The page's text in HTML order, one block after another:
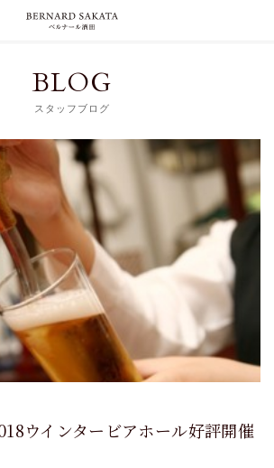
BLOG
スタッフブログ
ウインタービアホール好評開催